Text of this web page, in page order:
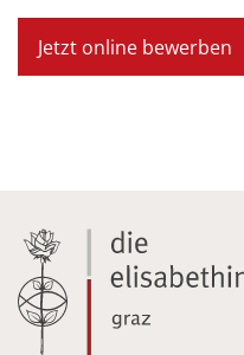
Jetzt online bewerben